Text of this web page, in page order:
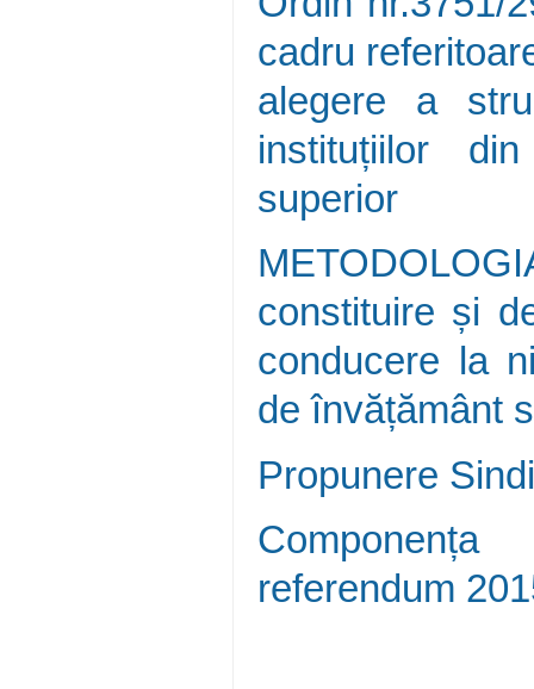
cadru
alegere a
instituțiilor
superior
constituire și
conducere la
de învățământ
Propunere
referendum